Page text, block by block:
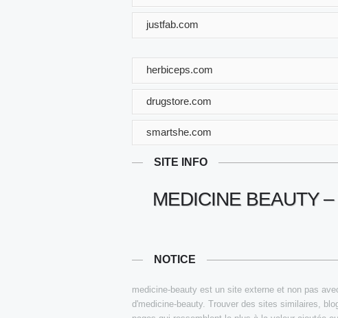
justfab.com
herbiceps.com
drugstore.com
smartshe.com
SITE INFO
MEDICINE BEAUTY
NOTICE
medicine-beauty est un site externe et non pas
d'medicine-beauty. Trouver des sites similaires,